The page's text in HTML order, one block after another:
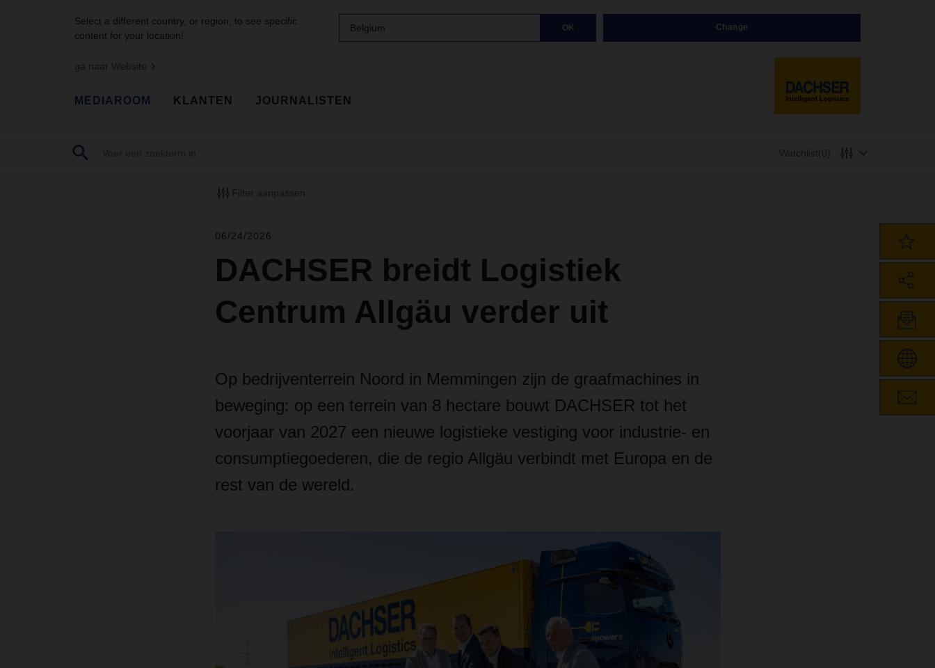
Select a different country, or region, to see specific
content for your location!
Belgium OK Change
ga naar Website
MEDIAROOM KLANTEN JOURNALISTEN
Watchlist(0)
Filter aanpassen
06/24/2026
DACHSER breidt Logistiek
Centrum Allgäu verder uit
Op bedrijventerrein Noord in Memmingen zijn de graafmachines in
beweging: op een terrein van 8 hectare bouwt DACHSER tot het
voorjaar van 2027 een nieuwe logistieke vestiging voor industrie- en
consumptiegoederen, die de regio Allgäu verbindt met Europa en de
rest van de wereld.